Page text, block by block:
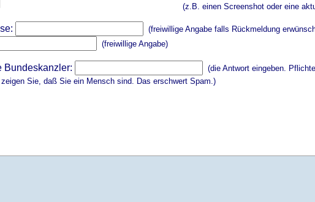
(z.B. einen Screenshot oder eine
(freiwillige Angabe falls Rückmeldung
(freiwillige Angabe)
Bundeskanzler:
(die Antwort eingeben.
Sie, daß Sie ein Mensch sind. Das erschwert Spam.)